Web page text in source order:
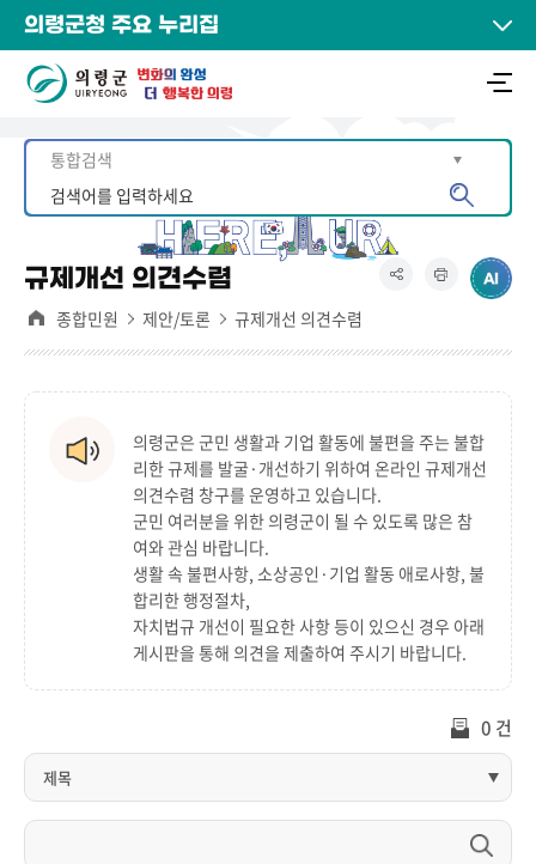
의령군청 주요 누리집
규제개선 의견수렴
종합민원 제안/토론 규제개선 의견수렴
의령군은 군민 생활과 기업 활동에 불편을 주는 불합
리한 규제를 발굴·개선하기 위하여 온라인 규제개선
의견수렴 창구를 운영하고 있습니다.
군민 여러분을 위한 의령군이 될 수 있도록 많은 참
여와 관심 바랍니다.
생활 속 불편사항, 소상공인·기업 활동 애로사항, 불
합리한 행정절차,
자치법규 개선이 필요한 사항 등이 있으신 경우 아래
게시판을 통해 의견을 제출하여 주시기 바랍니다.
0 건